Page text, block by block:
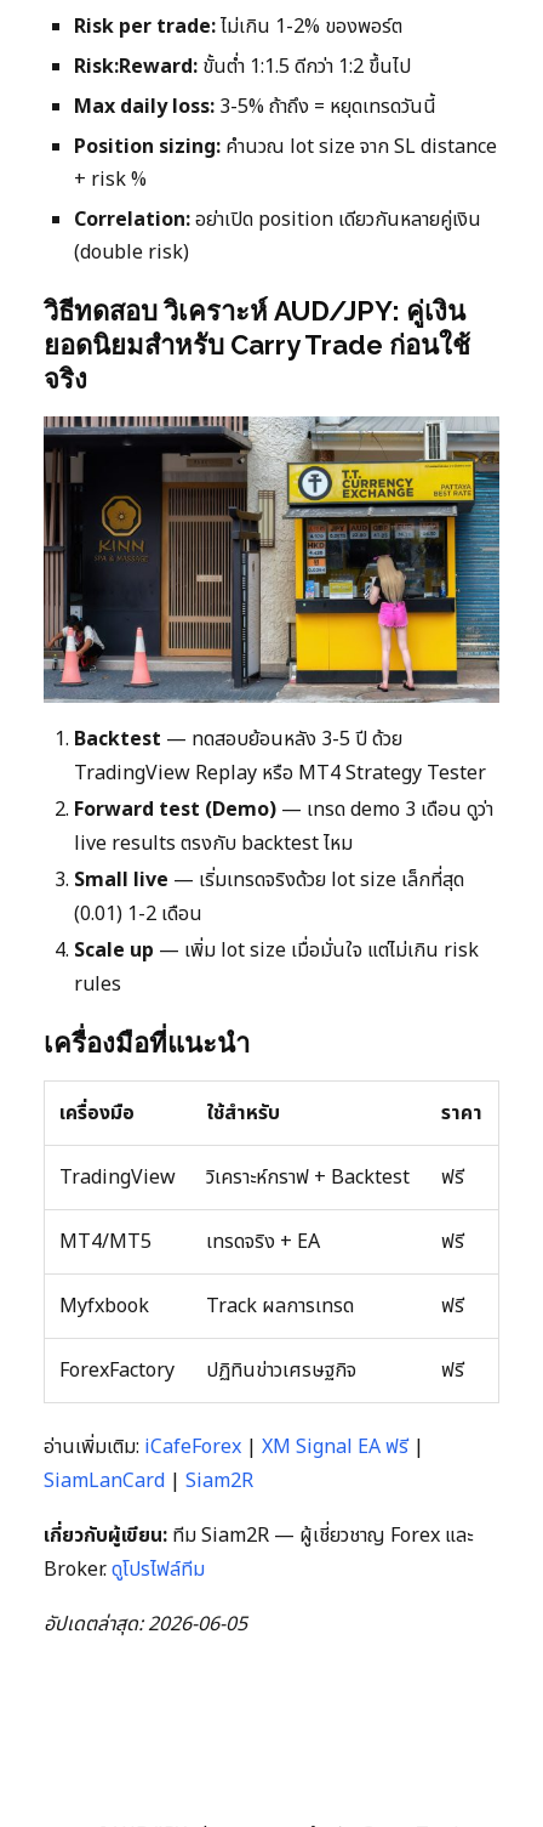
Risk per trade:ไม่เกิน 1-2% ของพอร์ต
Risk:Reward: ขั้นต่ำ 1:1.5 ดีกว่า 1:2 ขึ้นไป
Max daily loss: 3-5% ถ้าถึง = หยุดเทรดวันนี้
Position sizing: คำนวณ lot size จาก SL distance
+ risk %
Correlation:อย่าเปิด position เดียวกันหลายคู่เงิน
(double risk)
วิธีทดสอบ วิเคราะห์ AUD/JPY: คู่เงิน
ยอดนิยมสำหรับ Carry Trade ก่อนใช้
จริง
Backtest — ทดสอบย้อนหลัง 3-5 ปี ด้วย
TradingView Replay หรือ MT4 Strategy Tester
Forward test (Demo) — เทรด demo 3 เดือน ดูว่า
live results ตรงกับ backtest ไหม
Small live — เริ่มเทรดจริงด้วย lot size เล็กที่สุด
(0.01) 1-2 เดือน
Scale up — เพิ่ม lot size เมื่อมั่นใจ แต่ไม่เกิน risk
rules
เครื่องมือที่แนะนำ
เครื่องมือ ใช้สำหรับ ราคา
TradingView วิเคราะห์กราฟ + Backtest ฟรี
MT4/MT5 เทรดจริง + EA ฟรี
Myfxbook Track ผลการเทรด ฟรี
ForexFactory ปฏิทินข่าวเศรษฐกิจ ฟรี
อ่านเพิ่มเติม: iCafeForex | XM Signal EA ฟรี|
SiamLanCard | Siam2R
เกี่ยวกับผู้เขียน: ทีม Siam2R — ผู้เชี่ยวชาญ Forex และ
Broker.ดูโปรไฟล์ทีม
อัปเดตล่าสุด: 2026-06-05